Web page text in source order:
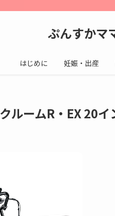
ぷんすかマ
はじめに 妊娠・出産
ルームR・EX 20イ